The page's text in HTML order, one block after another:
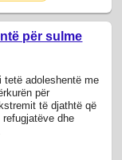
për sulme
tetë adoleshentë me
për
të djathtë që
dhe